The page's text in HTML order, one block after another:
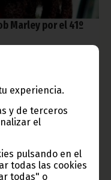
experiencia.
y de terceros
el
pulsando en el
todas las cookies
todas" o
Marley por el 41º
en Brazzaville el
fallecido el 11 de
lejos del escenario y